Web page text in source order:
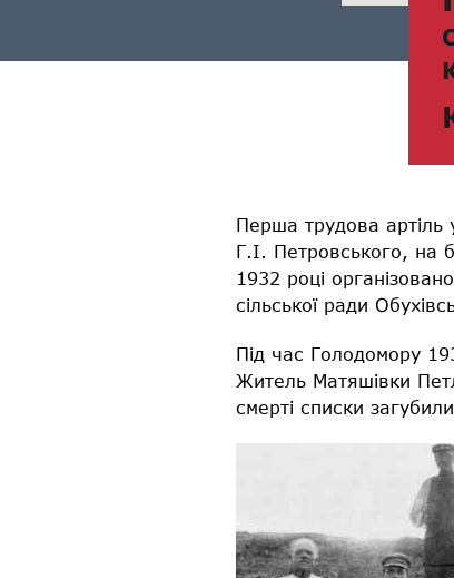
Перша трудова артіль
Г.І. Петровського, на
1932 році
сільської ради
Під час Голодомору
Житель Матяшівки
смерті списки